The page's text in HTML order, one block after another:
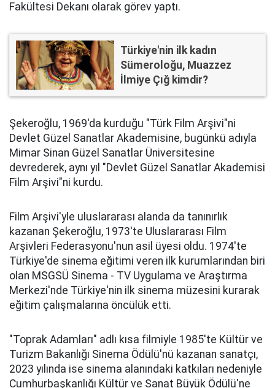
Fakültesi Dekanı olarak görev yaptı.
Türkiye'nin ilk kadın
Sümeroloğu, Muazzez
İlmiye Çığ kimdir?
Şekeroğlu, 1969'da kurduğu "Türk Film Arşivi"ni
Devlet Güzel Sanatlar Akademisine, bugünkü adıyla
Mimar Sinan Güzel Sanatlar Üniversitesine
devrederek, aynı yıl "Devlet Güzel Sanatlar Akademisi
Film Arşivi"ni kurdu.
Film Arşivi'yle uluslararası alanda da tanınırlık
kazanan Şekeroğlu, 1973'te Uluslararası Film
Arşivleri Federasyonu'nun asil üyesi oldu. 1974'te
Türkiye'de sinema eğitimi veren ilk kurumlarından biri
olan MSGSÜ Sinema - TV Uygulama ve Araştırma
Merkezi'nde Türkiye'nin ilk sinema müzesini kurarak
eğitim çalışmalarına öncülük etti.
"Toprak Adamları" adlı kısa filmiyle 1985'te Kültür ve
Turizm Bakanlığı Sinema Ödülü'nü kazanan sanatçı,
2023 yılında ise sinema alanındaki katkıları nedeniyle
Cumhurbaşkanlığı Kültür ve Sanat Büyük Ödülü'ne